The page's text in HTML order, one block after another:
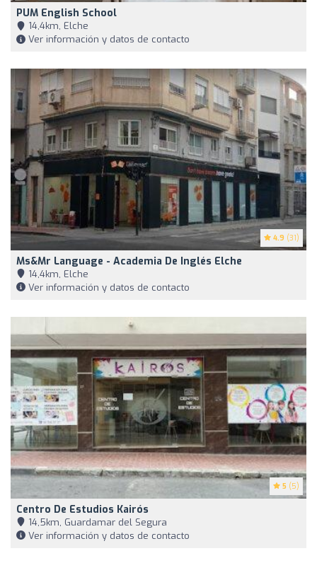
PUM English School
14,4km, Elche
Ver información y datos de contacto
4.9 (31)
Ms&Mr Language - Academia De Inglés Elche
14,4km, Elche
Ver información y datos de contacto
5 (5)
Centro De Estudios Kairós
14,5km, Guardamar del Segura
Ver información y datos de contacto